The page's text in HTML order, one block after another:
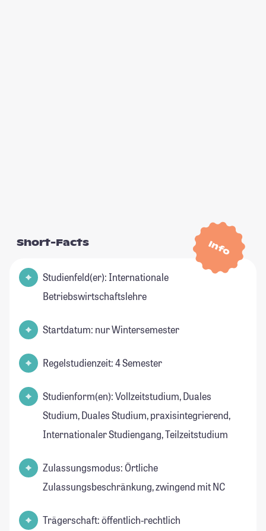
Info
Short-Facts
Studienfeld(er): Internationale
Betriebswirtschaftslehre
Startdatum: nur Wintersemester
Regelstudienzeit: 4 Semester
Studienform(en): Vollzeitstudium, Duales
Studium, Duales Studium, praxisintegrierend,
Internationaler Studiengang, Teilzeitstudium
Zulassungsmodus: Örtliche
Zulassungsbeschränkung, zwingend mit NC
Trägerschaft: öffentlich-rechtlich